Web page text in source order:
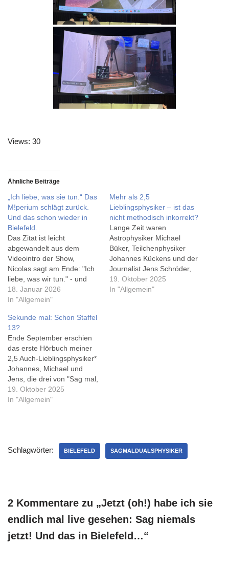
Views: 30
Ähnliche Beiträge
„Ich liebe, was sie tun.“ Das
M!perium schlägt zurück.
Und das schon wieder in
Bielefeld.
Das Zitat ist leicht
abgewandelt aus dem
Videointro der Show,
Nicolas sagt am Ende: "Ich
liebe, was wir tun." - und
das merkt man Dr. Reinhard
Remfort und Dr. Nicolas
'Methodisch inkorrekt', an.
Von der ersten Minute an
macht es Spaß, den beiden
zuzusehen - bislang…
18. Januar 2026
In "Allgemein"
Mehr als 2,5
Lieblingsphysiker – ist das
nicht methodisch inkorrekt?
Lange Zeit waren
Astrophysiker Michael
Büker, Teilchenphysiker
Johannes Kückens und der
Journalist Jens Schröder,
der nach so vielen Folgen
'Sag mal, Du als Physiker'
19. Oktober 2025
In "Allgemein"
Sekunde mal: Schon Staffel
13?
Ende September erschien
das erste Hörbuch meiner
2,5 Auch-Lieblingsphysiker*
Johannes, Michael und
Jens, die drei von "Sag mal,
Du als Physiker"... Im
Hörbuch gehts um die Zeit.
wirklich!) gesehen habe.
Gesprochen wird das…
19. Oktober 2025
In "Allgemein"
Schlagwörter: BIELEFELD SAGMALDUALSPHYSIKER
2 Kommentare zu „Jetzt (oh!) habe ich sie
endlich mal live gesehen: Sag niemals
jetzt! Und das in Bielefeld…“